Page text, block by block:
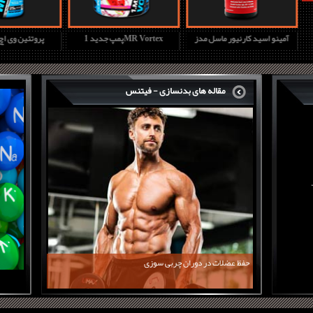
پروتئین وی پمپ جدید 1MR Vortex آمینو اسید کارنیور ماسل مدز
مقاله های بدنسازی - فیتنس
حفظ عضلات در دوران چربی سوزی